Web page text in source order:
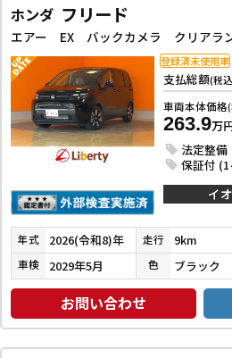
ホンダ フリード
支払総額(税
車両本体価格
263.9万
法定整備
保証付
登録済未使用車
イ
年式 2026(令和8)年 走行 9km
車検 2029年5月 色 ブラック
お問い合わせ